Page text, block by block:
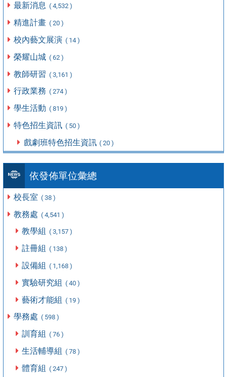
最新消息 ( 4,532 )
精進計畫 ( 20 )
校內藝文展演 ( 14 )
榮耀山城 ( 62 )
教師研習 ( 3,161 )
行政業務 ( 274 )
學生活動 ( 819 )
特色招生資訊 ( 50 )
戲劇班特色招生資訊 ( 20 )
依發佈單位彙總
校長室 ( 38 )
教務處 ( 4,541 )
教學組 ( 3,157 )
註冊組 ( 138 )
設備組 ( 1,168 )
實驗研究組 ( 40 )
藝術才能組 ( 19 )
學務處 ( 598 )
訓育組 ( 76 )
生活輔導組 ( 78 )
體育組 ( 247 )